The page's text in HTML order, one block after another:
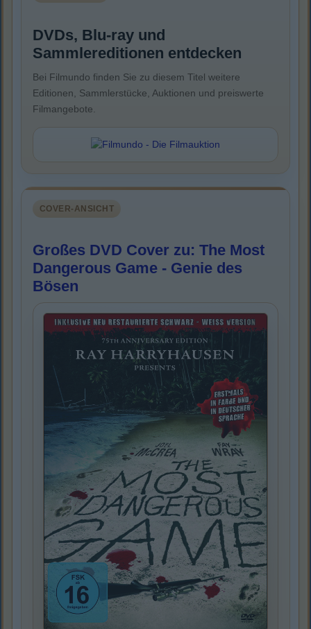
DVDs, Blu-ray und
Sammlereditionen entdecken
Bei Filmundo finden Sie zu diesem Titel weitere
Editionen, Sammlerstücke, Auktionen und preiswerte
Filmangebote.
COVER-ANSICHT
Großes DVD Cover zu: The Most
Dangerous Game - Genie des
Bösen